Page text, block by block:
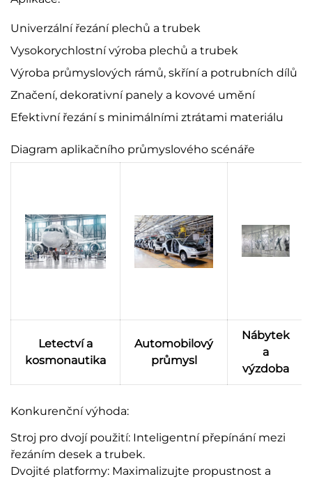
Univerzální řezání plechů a trubek
Vysokorychlostní výroba plechů a trubek
Výroba průmyslových rámů, skříní a potrubních dílů
Značení, dekorativní panely a kovové umění
Efektivní řezání s minimálními ztrátami materiálu
Diagram aplikačního průmyslového scénáře
Letectví a
kosmonautika
Automobilový
průmysl
Nábytek
a
výzdoba
Konkurenční výhoda:
Stroj pro dvojí použití: Inteligentní přepínání mezi
řezáním desek a trubek.
Dvojité platformy: Maximalizujte propustnost a